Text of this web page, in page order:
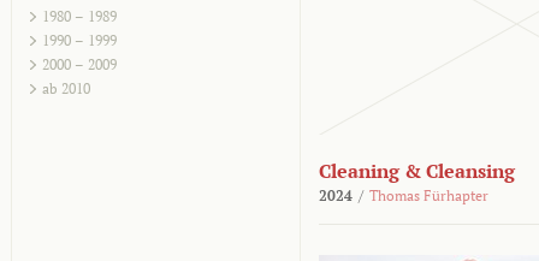
1980 – 1989
1990 – 1999
2000 – 2009
ab 2010
Cleaning & Cleansing
2024 / Thomas Fürhapter